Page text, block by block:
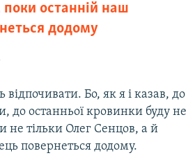
останній наш
додому
відпочивати. Бо, як я і казав, до
до останньої кровинки буду не
не тільки Олег Сенцов, а й
повернеться додому.